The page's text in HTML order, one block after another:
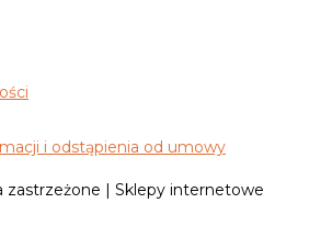
i odstąpienia od umowy
zastrzeżone | Sklepy internetowe